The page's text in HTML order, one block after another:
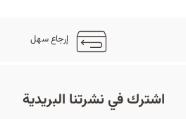
إرجاع سهل
اشترك في نشرتنا البريدية